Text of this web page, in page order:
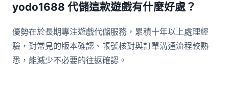
yodo1688 代儲這款遊戲有什麼好處？
優勢在於長期專注遊戲代儲服務，累積十年以上處理經
驗，對常見的版本確認、帳號核對與訂單溝通流程較熟
悉，能減少不必要的往返確認。